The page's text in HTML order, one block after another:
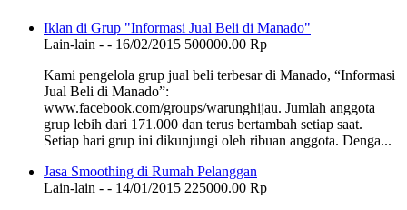
Iklan di Grup "Informasi Jual Beli di Manado"
Lain-lain - - 16/02/2015 500000.00 Rp
Kami pengelola grup jual beli terbesar di Manado, “Informasi
Jual Beli di Manado”:
www.facebook.com/groups/warunghijau. Jumlah anggota
grup lebih dari 171.000 dan terus bertambah setiap saat.
Setiap hari grup ini dikunjungi oleh ribuan anggota. Denga...
Jasa Smoothing di Rumah Pelanggan
Lain-lain - - 14/01/2015 225000.00 Rp